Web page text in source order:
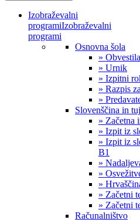
Izobraževalni
programiIzobraževalni
programi
Osnovna šola
» Obvestila
» Urnik
» Izpitni
» Razpis
»
Slovenščina in
» Začetna
» Izpit iz
» Izpit iz
B1
»
»
»
» Začetni
» Začetni
Računalništvo